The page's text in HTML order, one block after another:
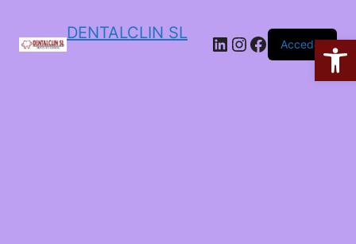
DENTALCLIN SL
Acceder